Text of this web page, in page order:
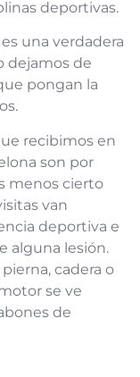
deportivas.
una verdadera
dejamos de
pongan la
recibimos en
son por
menos cierto
van
deportiva e
alguna lesión.
cadera o
se ve
de